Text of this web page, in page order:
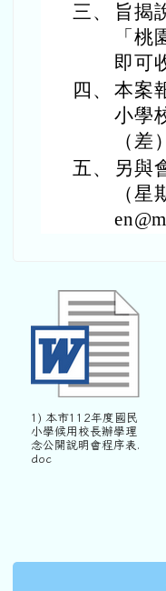
三、
旨揭
「
即可
四、 本案
小學
（差
五、
另與
（
1) 本市112年度國民
小學候用校長辦學理
念公開說明會程序表.
doc